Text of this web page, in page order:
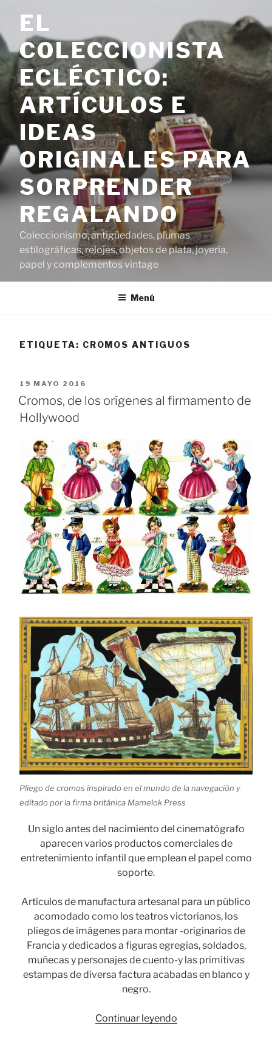
contenido
EL
COLECCIONISTA
ECLÉCTICO:
ARTÍCULOS E
IDEAS
ORIGINALES PARA
SORPRENDER
REGALANDO
Coleccionismo, antigüedades, plumas
estilográficas, relojes, objetos de plata, joyería,
papel y complementos vintage
Menú
ETIQUETA: CROMOS ANTIGUOS
PUBLICADO
EL
19 MAYO 2016
Cromos, de los orígenes al firmamento de
Hollywood
Pliego de cromos inspirado en el mundo de la navegación y
editado por la firma británica Mamelok Press
Un siglo antes del nacimiento del cinematógrafo
aparecen varios productos comerciales de
entretenimiento infantil que emplean el papel como
soporte.
Artículos de manufactura artesanal para un público
acomodado como los teatros victorianos, los
pliegos de imágenes para montar -originarios de
Francia y dedicados a figuras egregias, soldados,
muñecas y personajes de cuento-y las primitivas
estampas de diversa factura acabadas en blanco y
negro.
Continuar leyendo«Cromos,